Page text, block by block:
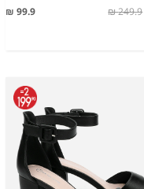
99.9 ₪ 249.9 ₪